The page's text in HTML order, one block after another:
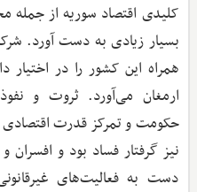
کلیدی اقتصاد سوریه از جمله
بسیار زیادی به دست آورد.
همراه این کشور را در
ارمغان می‌آورد. ثروت و
حکومت و تمرکز قدرت اقتصادی
نیز گرفتار فساد بود و افسران
دست به فعالیت‌های